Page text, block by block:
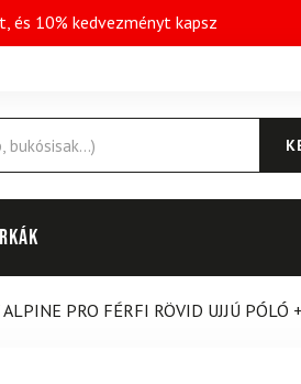
és 10% kedvezményt kapsz
PRO FÉRFI RÖVID UJJÚ